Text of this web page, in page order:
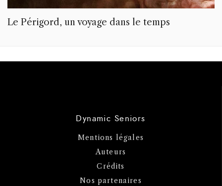
Le Périgord, un voyage dans le temps
Dynamic Seniors
Mentions légales
Auteurs
Crédits
Nos partenaires